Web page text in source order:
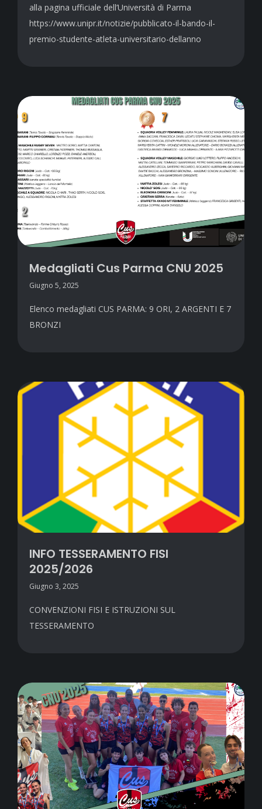
alla pagina ufficiale dell’Università di Parma
https://www.unipr.it/notizie/pubblicato-il-bando-il-
premio-studente-atleta-universitario-dellanno
Medagliati Cus Parma CNU 2025
Giugno 5, 2025
Elenco medagliati CUS PARMA: 9 ORI, 2 ARGENTI E 7
BRONZI
INFO TESSERAMENTO FISI
2025/2026
Giugno 3, 2025
CONVENZIONI FISI E ISTRUZIONI SUL
TESSERAMENTO